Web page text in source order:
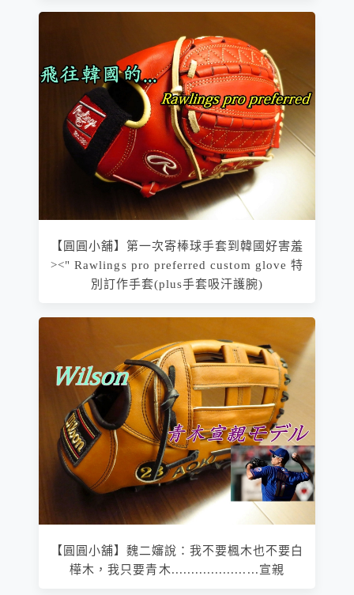
【圓圓小舖】第一次寄棒球手套到韓國好害羞
><" Rawlings pro preferred custom glove 特
別訂作手套(plus手套吸汗護腕)
【圓圓小舖】魏二嬸說：我不要楓木也不要白
樺木，我只要青木......................宣親